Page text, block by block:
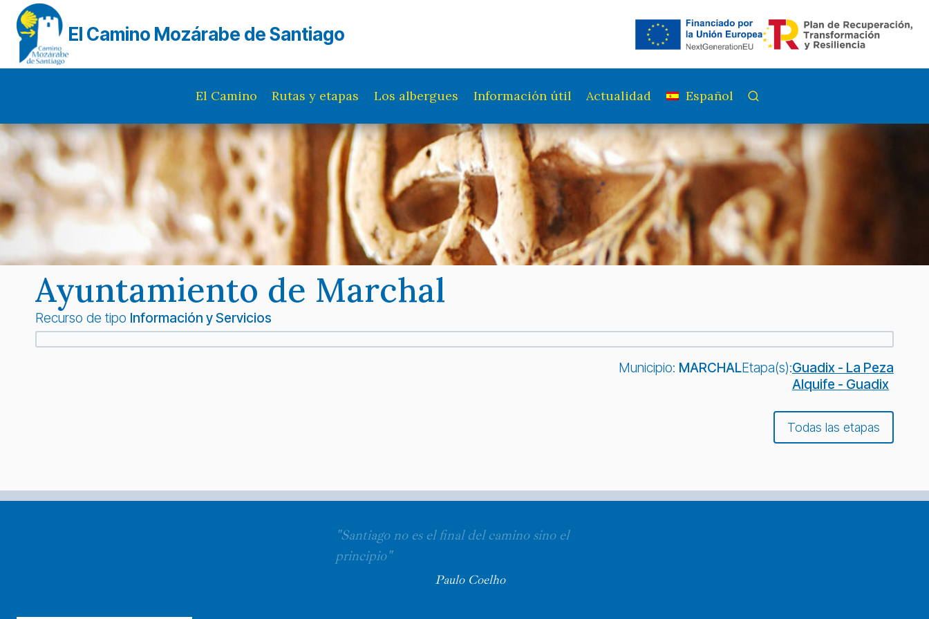
Saltar
contenido
El Camino Mozárabe de Santiago
El Camino Rutas y etapas Los albergues Información útil Actualidad Español
Ayuntamiento de Marchal
Recurso de tipo Información y Servicios
Municipio: MARCHALEtapa(s):Guadix - La Peza
Alquife - Guadix
Todas las etapas
"Santiago no es el final del camino sino el
principio"
Paulo Coelho